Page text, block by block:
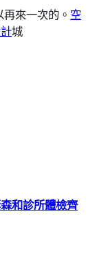
來一次的。 空
城
和診所體檢齊